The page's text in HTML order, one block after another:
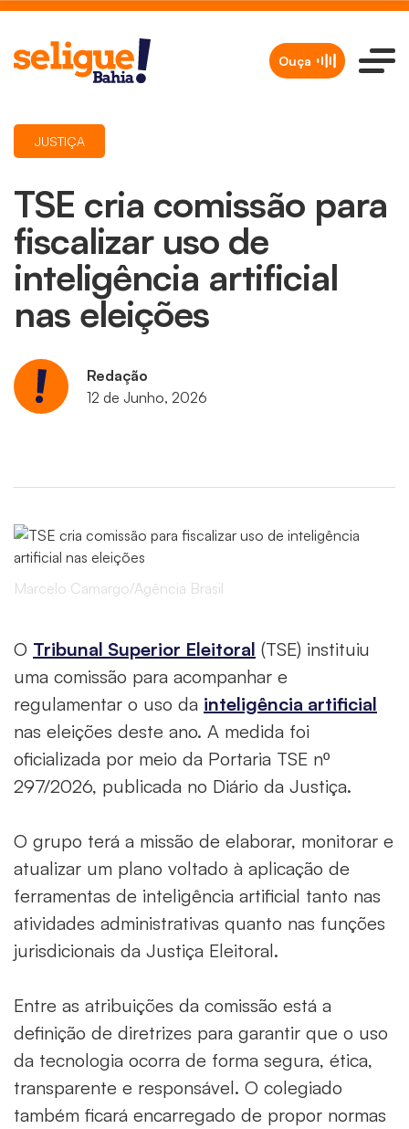
Ouça
TSE cria comissão para
fiscalizar uso de
inteligência artificial
nas eleições
JUSTIÇA
Redação
12 de Junho, 2026
Marcelo Camargo/Agência Brasil
O Tribunal Superior Eleitoral (TSE) instituiu
uma comissão para acompanhar e
regulamentar o uso da inteligência artificial
nas eleições deste ano. A medida foi
oficializada por meio da Portaria TSE nº
297/2026, publicada no Diário da Justiça.
O grupo terá a missão de elaborar, monitorar e
atualizar um plano voltado à aplicação de
ferramentas de inteligência artificial tanto nas
atividades administrativas quanto nas funções
jurisdicionais da Justiça Eleitoral.
Entre as atribuições da comissão está a
definição de diretrizes para garantir que o uso
da tecnologia ocorra de forma segura, ética,
transparente e responsável. O colegiado
também ficará encarregado de propor normas